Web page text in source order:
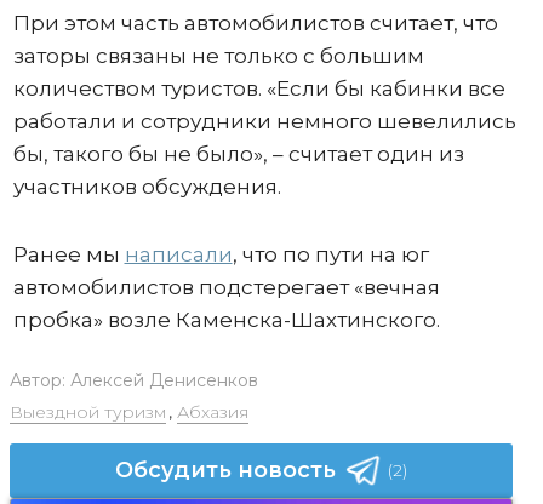
При этом часть автомобилистов считает, что
заторы связаны не только с большим
количеством туристов. «Если бы кабинки все
работали и сотрудники немного шевелились
бы, такого бы не было», – считает один из
участников обсуждения.
Ранее мы написали, что по пути на юг
автомобилистов подстерегает «вечная
пробка» возле Каменска-Шахтинского.
Автор: Алексей Денисенков
Выездной туризм , Абхазия
Обсудить новость (2)